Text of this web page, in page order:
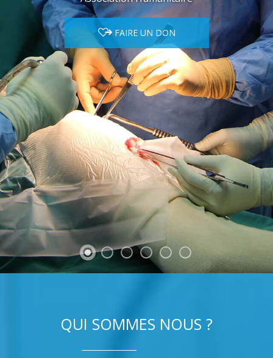
FAIRE UN DON
QUI SOMMES NOUS ?